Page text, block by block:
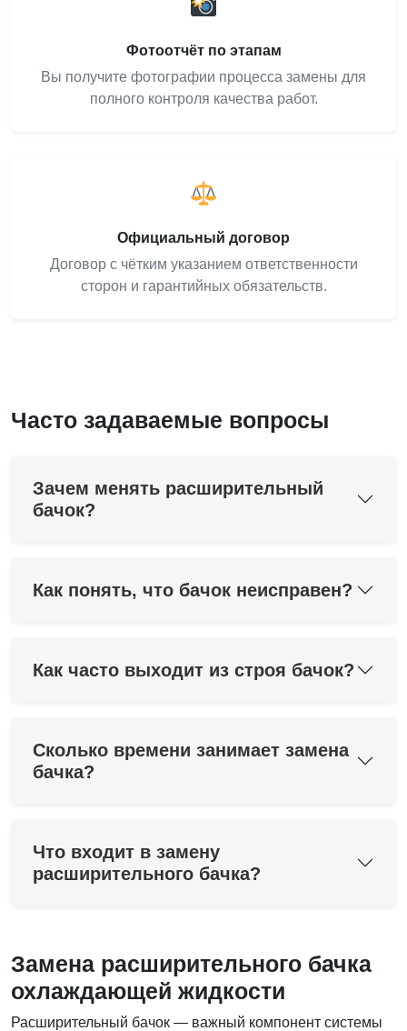
Фотоотчёт по этапам
Вы получите фотографии процесса замены для
полного контроля качества работ.
Официальный договор
Договор с чётким указанием ответственности
сторон и гарантийных обязательств.
Часто задаваемые вопросы
Зачем менять расширительный
бачок?
Как понять, что бачок неисправен?
Как часто выходит из строя бачок?
Сколько времени занимает замена
бачка?
Что входит в замену
расширительного бачка?
Замена расширительного бачка
охлаждающей жидкости
Расширительный бачок — важный компонент системы